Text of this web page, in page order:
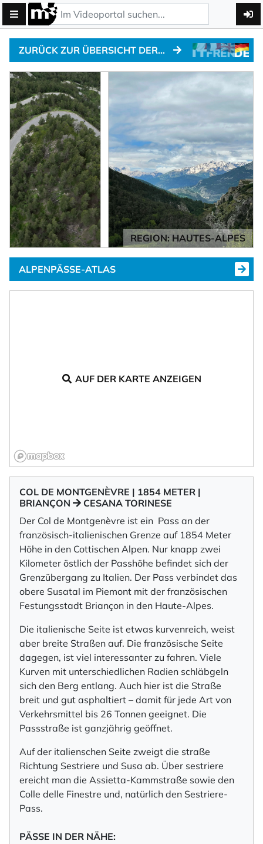
ZURÜCK ZUR ÜBERSICHT DER ALPENPÄSSE
REGION: HAUTES-ALPES
ALPENPÄSSE-ATLAS
AUF DER KARTE ANZEIGEN
COL DE MONTGENÈVRE | 1854 METER |
BRIANÇON
CESANA TORINESE
Der Col de Montgenèvre ist ein Pass an der
französisch-italienischen Grenze auf 1854 Meter
Höhe in den Cottischen Alpen. Nur knapp zwei
Kilometer östlich der Passhöhe befindet sich der
Grenzübergang zu Italien. Der Pass verbindet das
obere Susatal im Piemont mit der französischen
Festungsstadt Briançon in den Haute-Alpes.
Die italienische Seite ist etwas kurvenreich, weist
aber breite Straßen auf. Die französische Seite
dagegen, ist viel interessanter zu fahren. Viele
Kurven mit unterschiedlichen Radien schläbgeln
sich den Berg entlang. Auch hier ist die Straße
breit und gut asphaltiert – damit für jede Art von
Verkehrsmittel bis 26 Tonnen geeignet. Die
Passstraße ist ganzjährig geöffnet.
Auf der italienschen Seite zweigt die straße
Richtung Sestriere und Susa ab. Über sestriere
ereicht man die Assietta-Kammstraße sowie den
Colle delle Finestre und, natürlich den Sestriere-
Pass.
PÄSSE IN DER NÄHE: